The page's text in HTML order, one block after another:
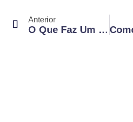
Anterior
O Que Faz Um Social Media: Guia Completo Para Entender A Profissão